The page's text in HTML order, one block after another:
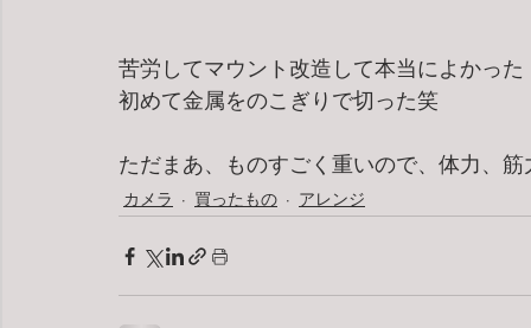
苦労してマウント改造して本当によかった
初めて金属をのこぎりで切った笑
ただまあ、ものすごく重いので、体力、
カメラ 買ったもの アレンジ